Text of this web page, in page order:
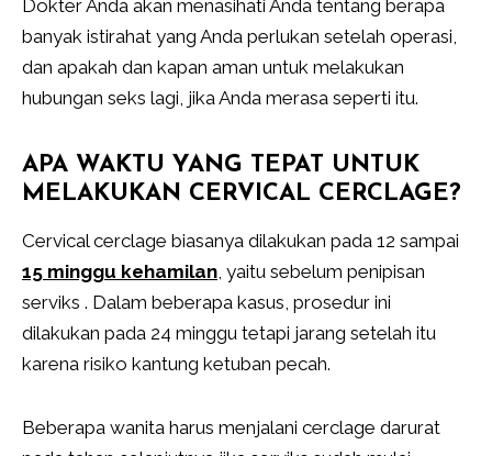
Dokter Anda akan menasihati Anda tentang berapa
banyak istirahat yang Anda perlukan setelah operasi,
dan apakah dan kapan aman untuk melakukan
hubungan seks lagi, jika Anda merasa seperti itu.
APA WAKTU YANG TEPAT UNTUK
MELAKUKAN CERVICAL CERCLAGE?
Cervical cerclage biasanya dilakukan pada 12 sampai
15 minggu kehamilan, yaitu sebelum penipisan
serviks . Dalam beberapa kasus, prosedur ini
dilakukan pada 24 minggu tetapi jarang setelah itu
karena risiko kantung ketuban pecah.
Beberapa wanita harus menjalani cerclage darurat